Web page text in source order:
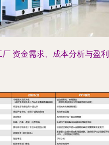
厂 资金需求、成本分析与盈